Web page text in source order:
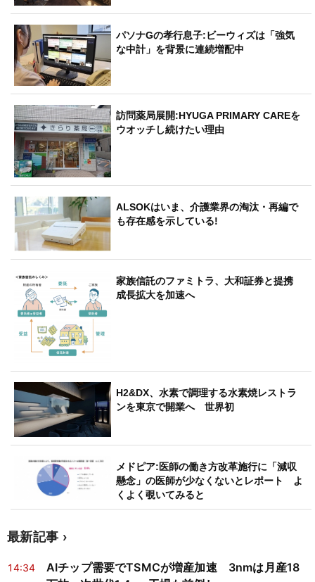
パソナGの孝行息子:ビーウィズは「強気
な中計」を背景に連続増配中
訪問薬局展開:HYUGA PRIMARY CAREを
ウオッチし続けたい理由
ALSOKはいま、介護業界の淘汰・再編で
も存在感を示している!
家族信託のファミトラ、大和証券と提携
成長拡大を加速へ
H2&DX、水素で調理する水素焼レストラ
ンを東京で開業へ 世界初
メドピア:医師の働き方改革施行に「減収
懸念」の医師が少なくないとレポート よ
くよく覗いてみると
最新記事
14:34
AIチップ需要でTSMCが増産加速 3nmは月産18